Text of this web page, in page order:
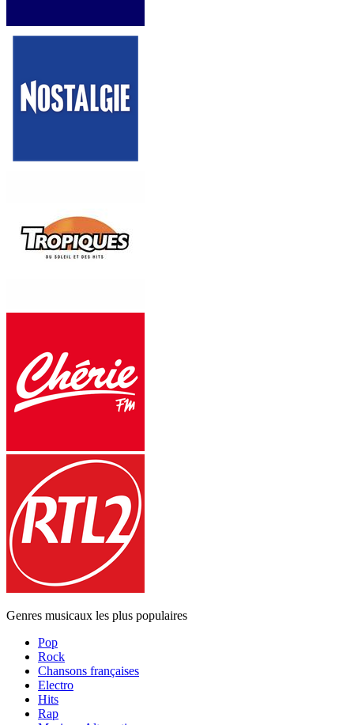
Genres musicaux les plus populaires
Pop
Rock
Chansons françaises
Electro
Hits
Rap